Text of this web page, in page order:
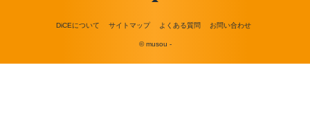
DiCEについて サイトマップ よくある質問 お問い合わせ
© musou -